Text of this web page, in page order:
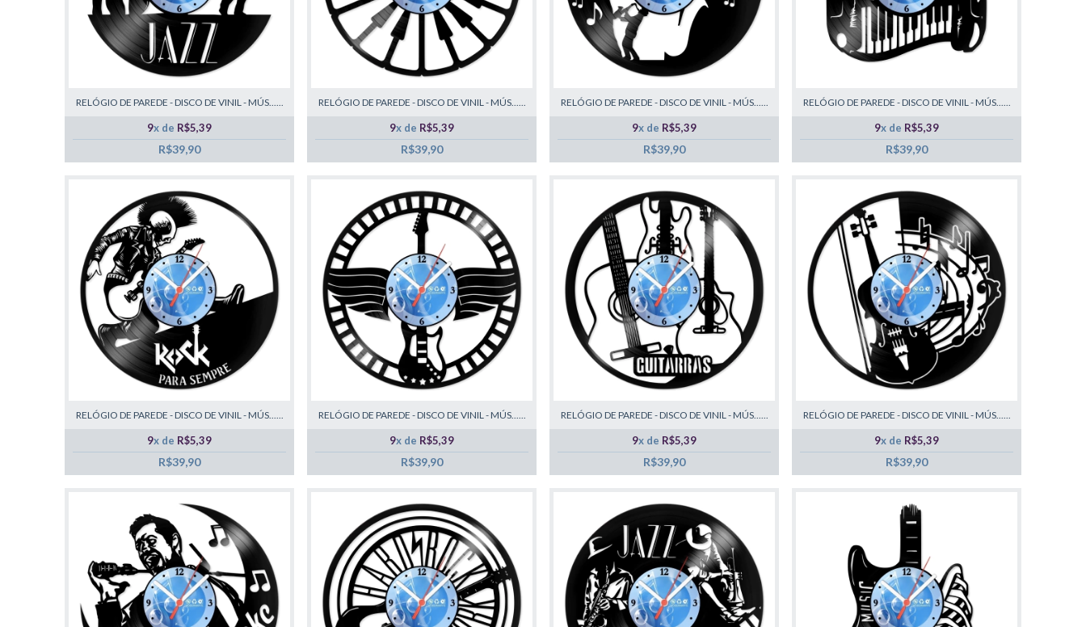
RELÓGIO DE PAREDE - DISCO DE VINIL - MÚS......
9x de R$5,39
R$39,90
RELÓGIO DE PAREDE - DISCO DE VINIL - MÚS......
9x de R$5,39
R$39,90
RELÓGIO DE PAREDE - DISCO DE VINIL - MÚS......
9x de R$5,39
R$39,90
RELÓGIO DE PAREDE - DISCO DE VINIL - MÚS......
9x de R$5,39
R$39,90
RELÓGIO DE PAREDE - DISCO DE VINIL - MÚS......
9x de R$5,39
R$39,90
RELÓGIO DE PAREDE - DISCO DE VINIL - MÚS......
9x de R$5,39
R$39,90
RELÓGIO DE PAREDE - DISCO DE VINIL - MÚS......
9x de R$5,39
R$39,90
RELÓGIO DE PAREDE - DISCO DE VINIL - MÚS......
9x de R$5,39
R$39,90